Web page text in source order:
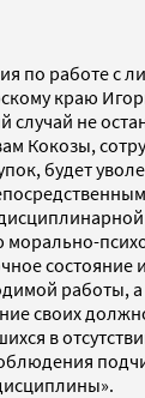
по работе с
краю
не
Кокозы,
будет
морально-
состояние и
работы, а
своих
в